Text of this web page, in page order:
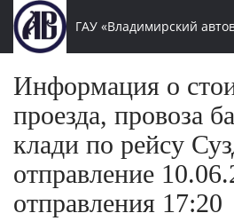
ГАУ «Владимирский
Информация о
проезда, провоза
клади по рейсу
отправление
отправления 17:20